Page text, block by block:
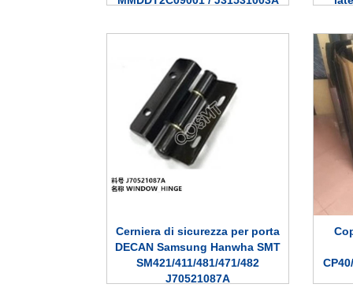
Cerniera di sicurezza per porta
DECAN Samsung Hanwha SMT
SM421/411/481/471/482
J70521087A